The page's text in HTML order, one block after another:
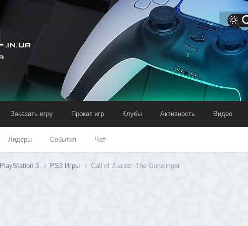
Лидеры События Чат
Заказать игру Прокат игр Клубы Активность Видео
PlayStation 3 PS3 Игры Call of Juarez: The Gunslinger